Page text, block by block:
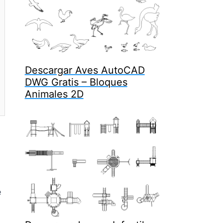
Descargar Aves AutoCAD
DWG Gratis – Bloques
Animales 2D